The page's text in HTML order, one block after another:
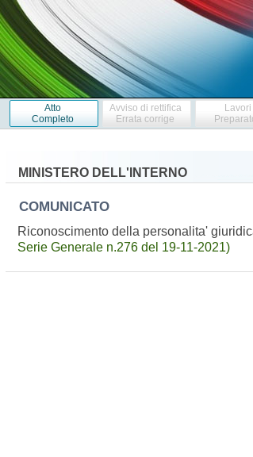
Atto
Completo
Avviso di rettifica
Errata corrige
Lavori
MINISTERO DELL'INTERNO
COMUNICATO
Riconoscimento della personalita'
Serie Generale n.276 del 19-11-2021)